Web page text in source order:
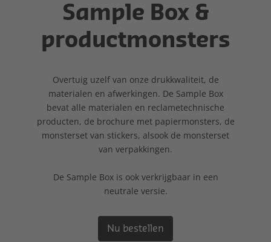
Sample Box &
productmonsters
Overtuig uzelf van onze drukkwaliteit, de
materialen en afwerkingen. De Sample Box
bevat alle materialen en reclametechnische
producten, de brochure met papiermonsters, de
monsterset van stickers, alsook de monsterset
van verpakkingen.
De Sample Box is ook verkrijgbaar in een
neutrale versie.
Nu bestellen